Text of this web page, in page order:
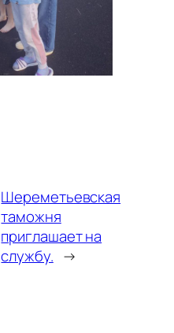
Шереметьевская
таможня
приглашает на
службу. →